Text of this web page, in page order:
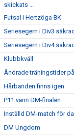
skickats ...
Futsal i Hertzöga BK
Seriesegern i Div3
Seriesegern i Div4
Klubbkväll
Ändrade träningstider
Hårbanden finns igen
P11 vann DM-finalen
Inställd DM-match för
DM Ungdom